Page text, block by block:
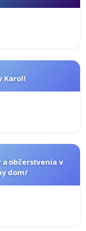
Karol!
občerstvenia v
dom/